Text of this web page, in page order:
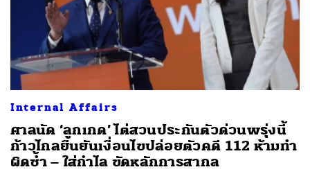
Internal Affairs
ศาลนัด ‘ลูกเกด’ ไต่สวนประกันตัวด่วนพรุ่งนี้
ก้าวไกลยืนยันเงื่อนไขปล่อยตัวคดี 112 ห้ามทำ
ผิดซ้ำ – ใส่กำไล ขัดหลักการสากล
SHARE TWEET